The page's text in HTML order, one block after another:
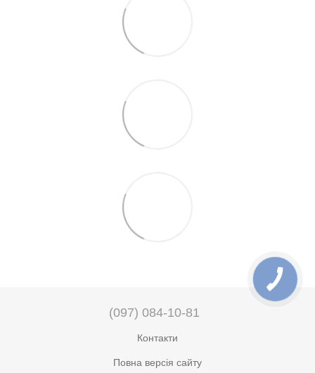
(097) 084-10-81
Контакти
Повна версія сайту